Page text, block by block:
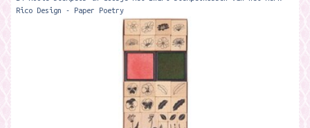
Rico Design - Paper Poetry